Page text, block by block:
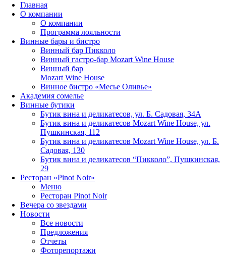
Главная
О компании
О компании
Программа лояльности
Винные бары и бистро
Винный бар Пикколо
Винный гастро-бар Mozart Wine House
Винный бар
Mozart Wine House
Винное бистро «Месье Оливье»
Академия сомелье
Винные бутики
Бутик вина и деликатесов, ул. Б. Садовая, 34А
Бутик вина и деликатесов Mozart Wine House, ул.
Пушкинская, 112
Бутик вина и деликатесов Mozart Wine House, ул. Б.
Садовая, 130
Бутик вина и деликатесов “Пикколо”, Пушкинская,
29
Ресторан «Pinot Noir»
Меню
Ресторан Pinot Noir
Вечера со звездами
Новости
Все новости
Предложения
Отчеты
Фоторепортажи